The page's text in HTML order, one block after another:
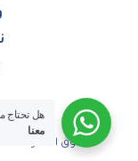
حقوق النشر ©2025 دكتور ياسر عبدالله. جميع الحقوق محفوظة.
هل تحتاج
معنا